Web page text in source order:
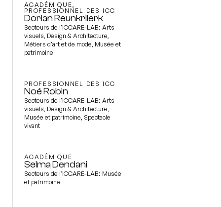
ACADÉMIQUE,
PROFESSIONNEL DES ICC
Dorian Reunkrilerk
Secteurs de l'ICCARE-LAB: Arts
visuels, Design & Architecture,
Métiers d'art et de mode, Musée et
patrimoine
PROFESSIONNEL DES ICC
Noé Robin
Secteurs de l'ICCARE-LAB: Arts
visuels, Design & Architecture,
Musée et patrimoine, Spectacle
vivant
ACADÉMIQUE
Selma Dendani
Secteurs de l'ICCARE-LAB: Musée
et patrimoine